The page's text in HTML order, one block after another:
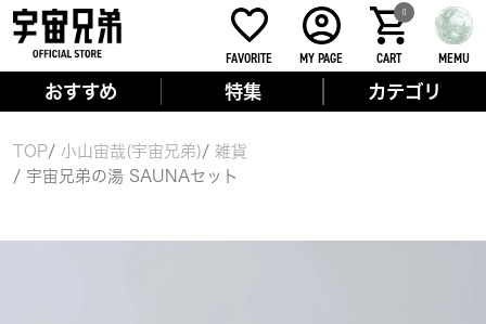
FAVORITE MY PAGE CART
0
MEMU
おすすめ 特集 カテゴリ
TOP 小山宙哉(宇宙兄弟)
雑貨
宇宙兄弟の湯 SAUNAセット